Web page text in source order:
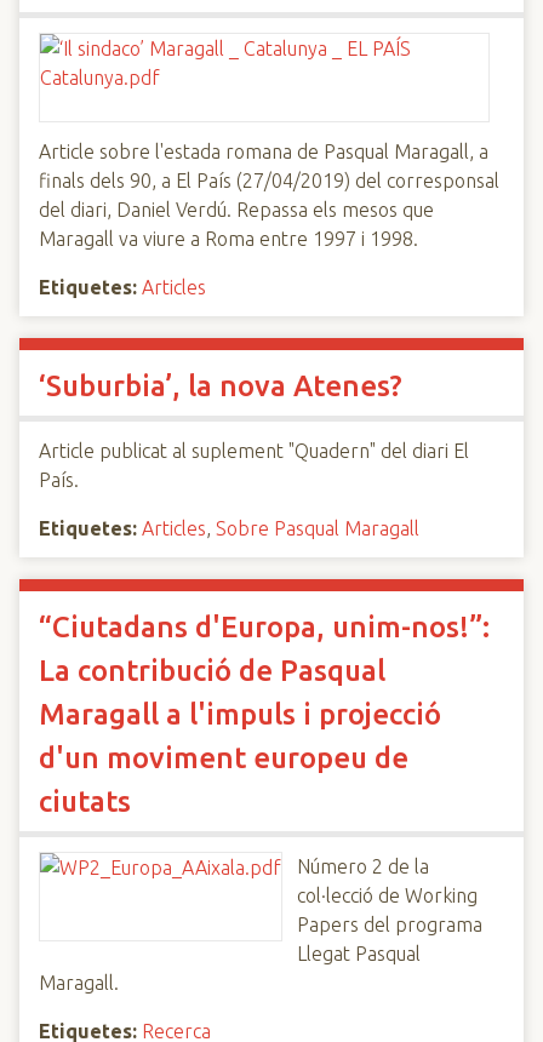
Article sobre l'estada romana de Pasqual Maragall, a
finals dels 90, a El País (27/04/2019) del corresponsal
del diari, Daniel Verdú. Repassa els mesos que
Maragall va viure a Roma entre 1997 i 1998.
Etiquetes: Articles
‘Suburbia’, la nova Atenes?
Article publicat al suplement "Quadern" del diari El
País.
Etiquetes: Articles, Sobre Pasqual Maragall
“Ciutadans d'Europa, unim-nos!”:
La contribució de Pasqual
Maragall a l'impuls i projecció
d'un moviment europeu de
ciutats
Número 2 de la
col·lecció de Working
Papers del programa
Llegat Pasqual
Maragall.
Etiquetes: Recerca